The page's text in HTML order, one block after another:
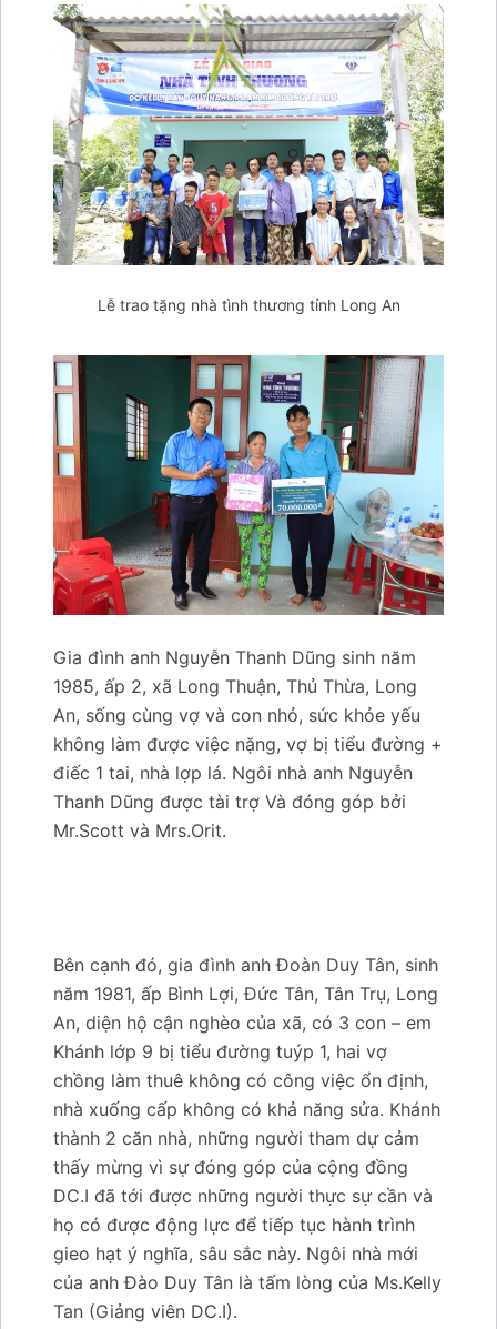
Lễ trao tặng nhà tình thương tỉnh Long An
Gia đình anh Nguyễn Thanh Dũng sinh năm
1985, ấp 2, xã Long Thuận, Thủ Thừa, Long
An, sống cùng vợ và con nhỏ, sức khỏe yếu
không làm được việc nặng, vợ bị tiểu đường +
điếc 1 tai, nhà lợp lá. Ngôi nhà anh Nguyễn
Thanh Dũng được tài trợ Và đóng góp bởi
Mr.Scott và Mrs.Orit.
Bên cạnh đó, gia đình anh Đoàn Duy Tân, sinh
năm 1981, ấp Bình Lợi, Đức Tân, Tân Trụ, Long
An, diện hộ cận nghèo của xã, có 3 con – em
Khánh lớp 9 bị tiểu đường tuýp 1, hai vợ
chồng làm thuê không có công việc ổn định,
nhà xuống cấp không có khả năng sửa. Khánh
thành 2 căn nhà, những người tham dự cảm
thấy mừng vì sự đóng góp của cộng đồng
DC.I đã tới được những người thực sự cần và
họ có được động lực để tiếp tục hành trình
gieo hạt ý nghĩa, sâu sắc này. Ngôi nhà mới
của anh Đào Duy Tân là tấm lòng của Ms.Kelly
Tan (Giảng viên DC.I).